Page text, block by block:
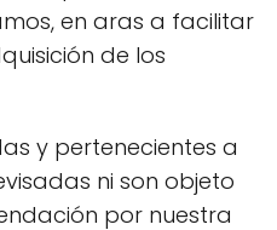
en aras a facilitar
de los
y pertenecientes a
ni son objeto
por nuestra